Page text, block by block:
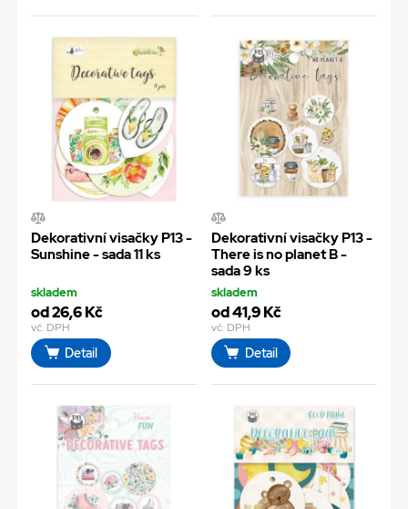
Dekorativní visačky P13 -
Sunshine - sada 11 ks
skladem
od 26,6 Kč
vč. DPH
Detail
Dekorativní visačky P13 -
There is no planet B -
sada 9 ks
skladem
od 41,9 Kč
vč. DPH
Detail